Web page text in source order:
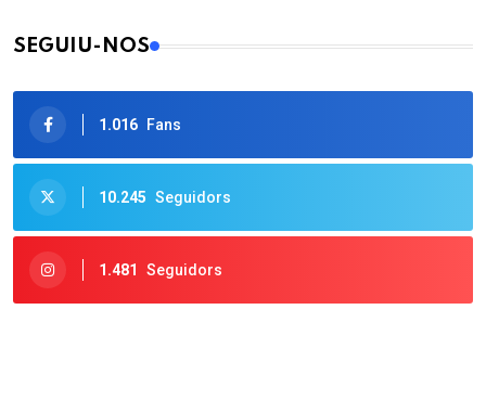
SEGUIU-NOS
1.016 Fans
10.245 Seguidors
1.481 Seguidors